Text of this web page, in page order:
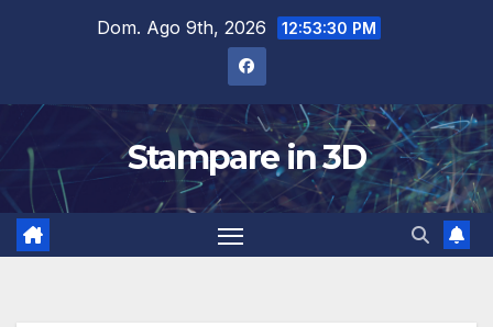
Dom. Ago 9th, 2026 12:53:30 PM
Stampare in 3D